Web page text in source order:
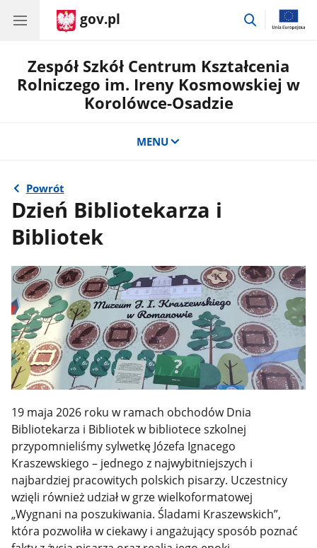
gov.pl
przejdź
Zespół Szkół Centrum Kształcenia
Rolniczego im. Ireny Kosmowskiej w
Korolówce-Osadzie
MENU
Powrót
Dzień Bibliotekarza i
Bibliotek
19 maja 2026 roku w ramach obchodów Dnia
Bibliotekarza i Bibliotek w bibliotece szkolnej
przypomnieliśmy sylwetkę Józefa Ignacego
Kraszewskiego – jednego z najwybitniejszych i
najbardziej pracowitych polskich pisarzy. Uczestnicy
wzięli również udział w grze wielkoformatowej
„Wygnani na poszukiwania. Śladami Kraszewskich”,
która pozwoliła w ciekawy i angażujący sposób poznać